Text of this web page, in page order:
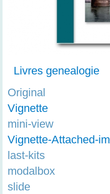
Livres genealogie
Original
Vignette
mini-view
Vignette-Attached-
last-kits
modalbox
slide